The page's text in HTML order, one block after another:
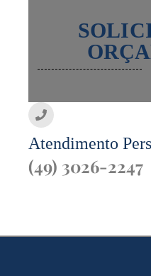
Atendimento
(49) 3026-2247